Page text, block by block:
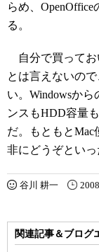
らめ、
る。
自分で買ってお
とは言えないの
い。Windowsか
ンスもHDD容量
だ。もともと
非にどうぞといっ
谷川 耕一
関連記事＆ブログ